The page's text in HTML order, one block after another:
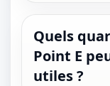
Quels
Point E
utiles ?